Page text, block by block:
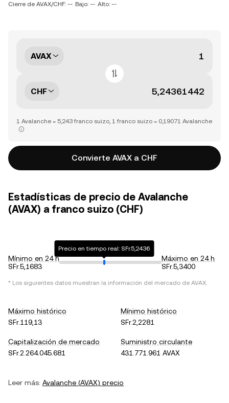
Cierre de AVAX/CHF: -- Bajo: -- Alto: --
AVAX
CHF
1 Avalanche = 5,243 franco suizo, 1 franco suizo = 0,19071 Avalanche
Convierte AVAX a CHF
Estadísticas de precio de Avalanche
(AVAX) a franco suizo (CHF)
Mínimo en 24 h
SFr.5,1683
Precio en tiempo real: SFr.5,2436
Máximo en 24 h
SFr.5,3400
* Los siguientes datos muestran la información del mercado de AVAX.
Máximo histórico
SFr.119,13
Mínimo histórico
SFr.2,2281
Capitalización de mercado
SFr.2.264.045.681
Suministro circulante
431.771.961 AVAX
Leer más: Avalanche (AVAX) precio